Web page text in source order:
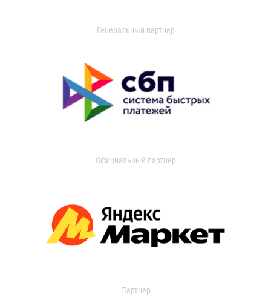
Генеральный партнер
Официальный партнер
Партнер